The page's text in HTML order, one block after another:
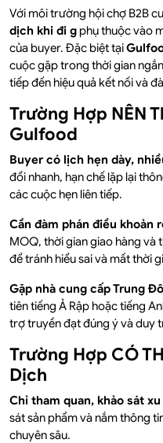
Với môi trường hội chợ B2B
dịch khi đi gphụ thuộc vào
của buyer. Đặc biệt tại
cuộc gặp trong thời gian
tiếp đến hiệu quả kết nối và
Trường Hợp NÊN
Gulfood
Buyer có lịch hẹn dày,
đổi nhanh, hạn chế lặp lại
các cuộc hẹn liên tiếp.
Cần đàm phán điều khoản
MOQ, thời gian giao hàng và
để tránh hiểu sai và mất thời
Gặp nhà cung cấp Trung
tiên tiếng Ả Rập hoặc tiếng
trợ truyền đạt đúng ý và duy
Trường Hợp CÓ
Dịch
Chỉ tham quan, khảo sát
sát sản phẩm và nắm thông
chuyên sâu.